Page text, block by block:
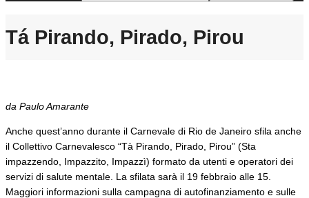
Tá Pirando, Pirado, Pirou
da Paulo Amarante
Anche quest’anno durante il Carnevale di Rio de Janeiro sfila anche
il Collettivo Carnevalesco “Tà Pirando, Pirado, Pirou” (Sta
impazzendo, Impazzito, Impazzì) formato da utenti e operatori dei
servizi di salute mentale. La sfilata sarà il 19 febbraio alle 15.
Maggiori informazioni sulla campagna di autofinanziamento e sulle